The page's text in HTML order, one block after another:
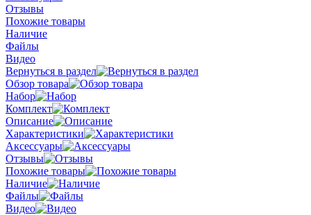
Отзывы
Похожие товары
Наличие
Файлы
Видео
Вернуться в раздел
Обзор товара
Набор
Комплект
Описание
Характеристики
Аксессуары
Отзывы
Похожие товары
Наличие
Файлы
Видео